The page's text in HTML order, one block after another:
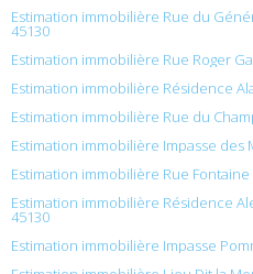
Estimation immobilière Rue du
45130
Estimation immobilière Rue Roger
Estimation immobilière Résidence
Estimation immobilière Rue du
Estimation immobilière Impasse
Estimation immobilière Rue
Estimation immobilière Résidence
45130
Estimation immobilière Impasse